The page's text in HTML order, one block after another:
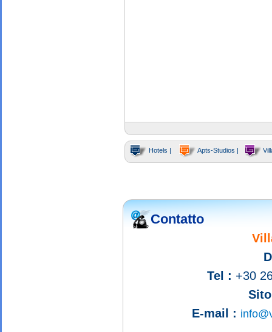
Hotels | Apts-Studios |
Contatto
Tel : +30
E-mail :